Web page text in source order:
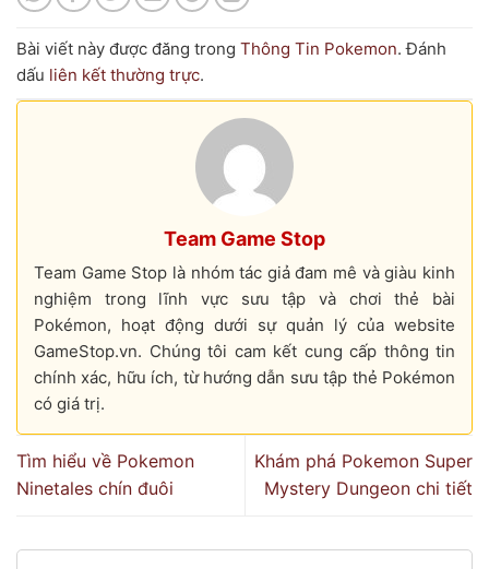
Bài viết này được đăng trong Thông Tin Pokemon. Đánh
dấu liên kết thường trực.
Team Game Stop
Team Game Stop là nhóm tác giả đam mê và giàu kinh
nghiệm trong lĩnh vực sưu tập và chơi thẻ bài
Pokémon, hoạt động dưới sự quản lý của website
GameStop.vn. Chúng tôi cam kết cung cấp thông tin
chính xác, hữu ích, từ hướng dẫn sưu tập thẻ Pokémon
có giá trị.
Tìm hiểu về Pokemon
Ninetales chín đuôi
Khám phá Pokemon Super
Mystery Dungeon chi tiết